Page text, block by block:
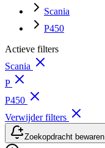
Scania
P450
Actieve filters
Scania
P
P450
Verwijder filters
Zoekopdracht bewaren